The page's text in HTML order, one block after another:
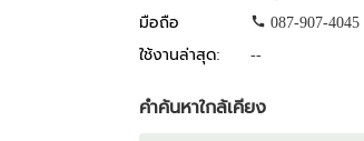
มือถือ
087-907-4045
ใช้งานล่าสุด:
--
คำค้นหาใกล้เคียง